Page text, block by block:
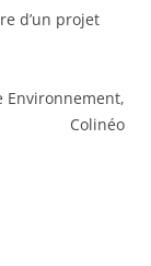
d’un projet
Environnement,
Colinéo